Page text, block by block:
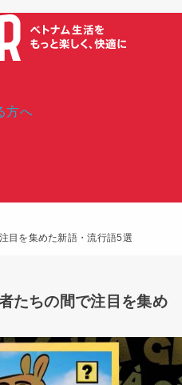
方へ
目を集めた新語・流行語5選
たちの間で注目を集め